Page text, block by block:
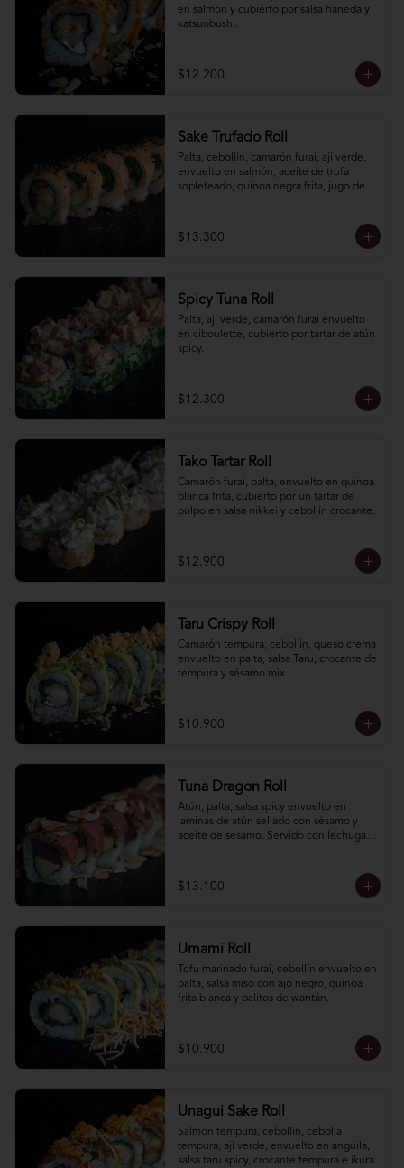
en salmón y cubierto por salsa haneda y
katsuobushi.
$12.200
Sake Trufado Roll
Palta, cebollín, camarón furai, ají verde,
envuelto en salmón, aceite de trufa
sopleteado, quinoa negra frita, jugo de
$13.300
Spicy Tuna Roll
Palta, ají verde, camarón furai envuelto
en ciboulette, cubierto por tartar de atún
spicy.
$12.300
Tako Tartar Roll
Camarón furai, palta, envuelto en quinoa
blanca frita, cubierto por un tartar de
pulpo en salsa nikkei y cebollín crocante.
$12.900
Taru Crispy Roll
Camarón tempura, cebollín, queso crema
envuelto en palta, salsa Taru, crocante de
tempura y sésamo mix.
$10.900
Tuna Dragon Roll
Atún, palta, salsa spicy envuelto en
laminas de atún sellado con sésamo y
aceite de sésamo. Servido con lechuga
$13.100
Umami Roll
Tofu marinado furai, cebollín envuelto en
palta, salsa miso con ajo negro, quinoa
frita blanca y palitos de wantán.
$10.900
Unagui Sake Roll
Salmón tempura, cebollín, cebolla
tempura, ají verde, envuelto en anguila,
salsa taru spicy, crocante tempura e ikura.